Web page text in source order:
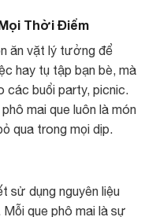
Thời Điểm
ăn vặt lý tưởng để
hay tụ tập bạn bè, mà
các buổi party, picnic.
mai que luôn là món
qua trong mọi dịp.
sử dụng nguyên liệu
que phô mai là sự